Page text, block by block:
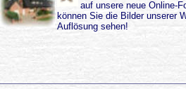
auf unsere neue Online-
können Sie die Bilder unserer
Auflösung sehen!